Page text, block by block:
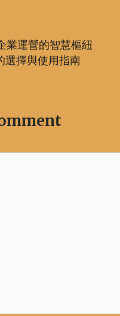
業運營的智慧樞紐
選擇與使用指南